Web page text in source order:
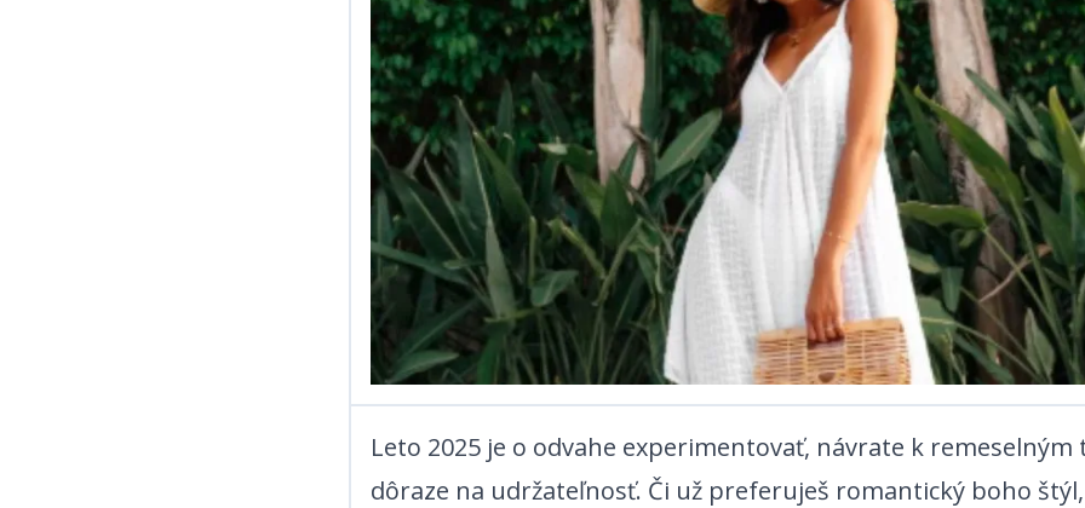
Leto 2025 je o odvahe experimentovať, návrate k remeselným
dôraze na udržateľnosť. Či už preferuješ romantický boho